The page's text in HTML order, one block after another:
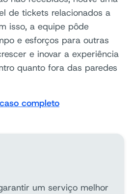
de tickets relacionados a
isso, a equipe pôde
e esforços para outras
e inovar a experiência
quanto fora das paredes
completo
um serviço melhor